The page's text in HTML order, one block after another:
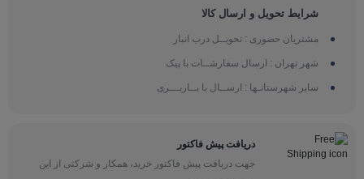
شرایط تحویل و ارسال کالا
مشتریان حضوری : تحویــل درب انبار
شهر تهران : ارسال سفارشــات با پیک
سایر شهرستانـها : ارســال با بــاربـــری
دریافت پیش فاکتور
جهت دریافت پیش فاکتور خرید، همکار و شرکتی از این